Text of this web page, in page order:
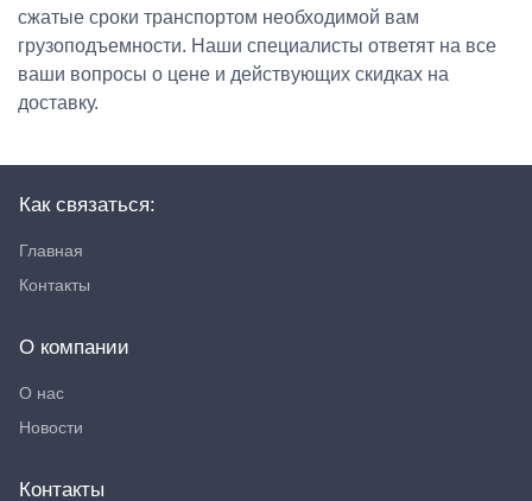
сжатые сроки транспортом необходимой вам
грузоподъемности. Наши специалисты ответят на все
ваши вопросы о цене и действующих скидках на
доставку.
Как связаться:
Главная
Контакты
О компании
О нас
Новости
Контакты